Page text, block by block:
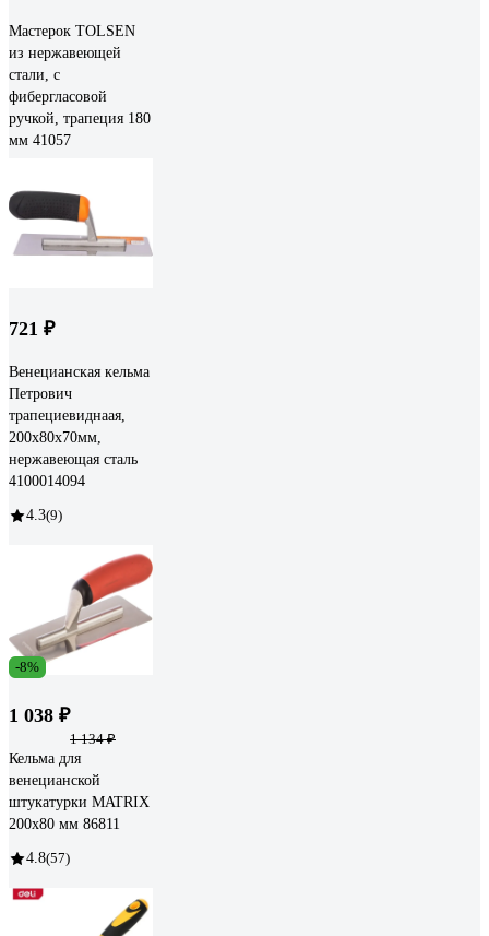
Мастерок TOLSEN
из нержавеющей
стали, с
фибергласовой
ручкой, трапеция 180
мм 41057
721 ₽
Венецианская кельма
Петрович
трапециевиднаая,
200x80x70мм,
нержавеющая сталь
4100014094
4.3(9)
-8%
1 038 ₽
1 134 ₽
Кельма для
венецианской
штукатурки MATRIX
200х80 мм 86811
4.8(57)